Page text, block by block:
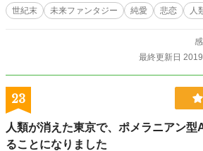
乏しい物資と欠乏するエネルギ
アルファのために精一杯のステ
く。 アルファが人類最後の地下
とした時、オメガが最後の戦い
歌声をテーマにした、ファンタジー作品 ＜作
━━━━━━━ ツイッターで九藤
だいている時に、不意に〝降り
意図的に考えて絞り出したので
れた物語〟です。 まるで取り憑
世紀末 未来ファンタジー 純愛 悲恋 人
最終更新日
23
人類が消えた東京で、ポメラニアン
ることになりました